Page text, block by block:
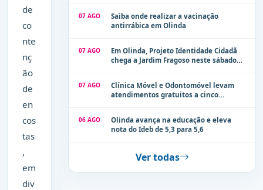
de
co
nte
nç
ão
de
en
cos
tas
,
em
div
07 AGO
Saiba onde realizar a vacinação
antirrábica em Olinda
07 AGO
Em Olinda, Projeto Identidade Cidadã
chega a Jardim Fragoso neste sábado
07 AGO
Clínica Móvel e Odontomóvel levam
atendimentos gratuitos a cinco
06 AGO
Olinda avança na educação e eleva
nota do Ideb de 5,3 para 5,6
Ver todas